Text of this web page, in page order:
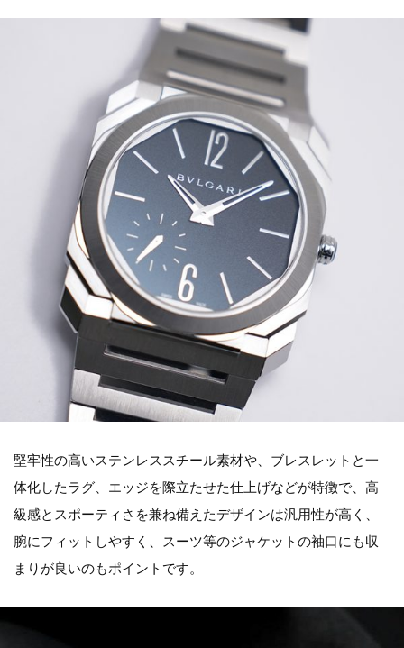
堅牢性の高いステンレススチール素材や、ブレスレットと一
体化したラグ、エッジを際立たせた仕上げなどが特徴で、高
級感とスポーティさを兼ね備えたデザインは汎用性が高く、
腕にフィットしやすく、スーツ等のジャケットの袖口にも収
まりが良いのもポイントです。